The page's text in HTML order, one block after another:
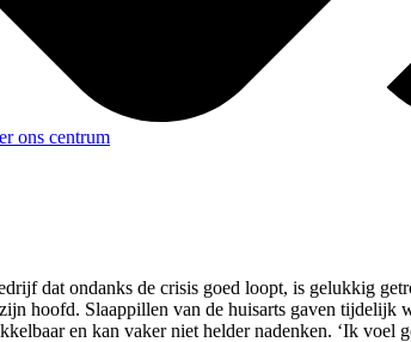
ons centrum
dat ondanks de crisis goed loopt, is gelukkig
hoofd. Slaappillen van de huisarts gaven
en kan vaker niet helder nadenken. ‘Ik